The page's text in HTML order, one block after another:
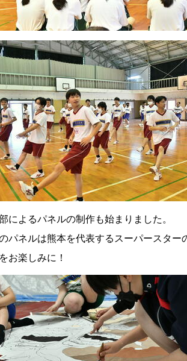
によるパネルの制作も始まりました。
パネルは熊本を代表するスーパースター
お楽しみに！